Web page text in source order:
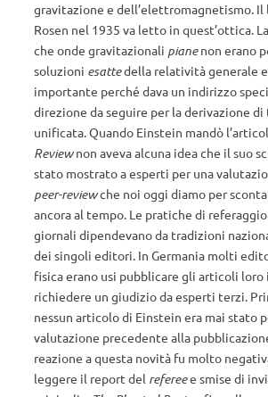
gravitazione e dell’elettromagnetismo. Il
Rosen nel 1935 va letto in quest’ottica.
che onde gravitazionali pianenon erano
soluzioni esattedella relatività generale
importante perché dava un indirizzo
direzione da seguire per la derivazione di
unificata. Quando Einstein mandò
Reviewnon aveva alcuna idea che il suo
stato mostrato a esperti per una
peer-reviewche noi oggi diamo per
ancora al tempo. Le pratiche di
giornali dipendevano da tradizioni
dei singoli editori. In Germania molti
fisica erano usi pubblicare gli articoli loro
richiedere un giudizio da esperti terzi.
nessun articolo di Einstein era mai stato
valutazione precedente alla
reazione a questa novità fu molto
leggere il report del refereee smise di